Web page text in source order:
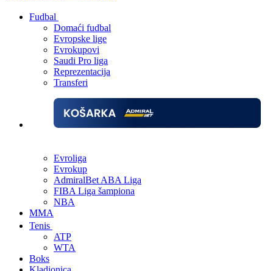
Fudbal
Domaći fudbal
Evropske lige
Evrokupovi
Saudi Pro liga
Reprezentacija
Transferi
Evroliga
Evrokup
AdmiralBet ABA Liga
FIBA Liga šampiona
NBA
MMA
Tenis
ATP
WTA
Boks